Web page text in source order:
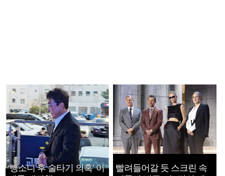
‘뺑소니 후 술타기 의혹’ 이
빨려들어갈 듯 스크린 속